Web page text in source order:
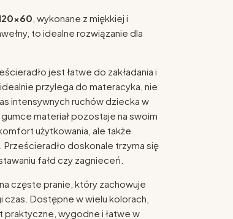
, wykonane z miękkiej i
to idealne rozwiązanie dla
jest łatwe do zakładania i
przylega do materacyka, nie
intensywnych ruchów dziecka w
materiał pozostaje na swoim
użytkowania, ale także
Prześcieradło doskonale trzyma się
fałd czy zagnieceń.
częste pranie, który zachowuje
czas. Dostępne w wielu kolorach,
praktyczne, wygodne i łatwe w